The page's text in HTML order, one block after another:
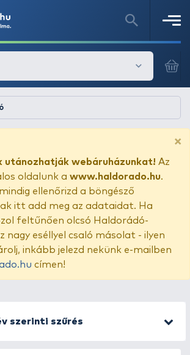
×
utánozhatják webáruházunkat! Az
oldalunk a www.haldorado.hu.
ellenőrizd a böngésző
itt add meg az adataidat. Ha
feltűnően olcsó Haldorádó-
nagy eséllyel csaló másolat - ilyen
inkább jelezd nekünk e-mailben
címen!
szerinti szűrés